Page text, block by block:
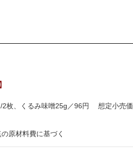
2枚、くるみ味噌25g／96円 想定小売価
原材料費に基づく